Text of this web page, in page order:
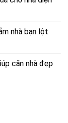
nhà bạn lột
căn nhà đẹp